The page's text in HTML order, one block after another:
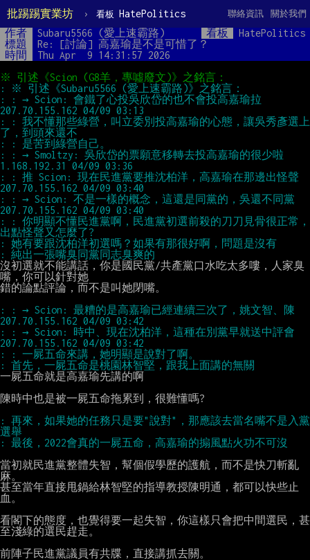
批踢踢實業坊 › 看板 HatePolitics 關於我們
聯絡資訊
作者 Subaru5566 (愛上速霸路) 看板
HatePolitics
標題
Re: [討論] 高嘉瑜是不是可惜了？
時間
Thu Apr  9 14:31:57 2026
: : → Scion: 會鐵了心投吳欣岱的也不會投高嘉瑜拉
: : 我不懂那些綠營，叫立委別投高嘉瑜的心態，讓吳秀彥選上
: : → Smoltzy: 吳欣岱的票願意移轉去投高嘉瑜的很少啦
: : 推 Scion: 現在民進黨要推沈柏洋，高嘉瑜在那邊出怪聲
: : → Scion: 不是一樣的概念，這還是同黨的，吳還不同黨
: : 你明顯不懂民進黨啊，民進黨初選前殺的刀刀見骨很正常，
沒初選就不能講話，你是國民黨/共產黨口水吃太多嘍，人家臭
嘴，你可以針對她
錯的論點評論，而不是叫她閉嘴。
: : → Scion: 最糟的是高嘉瑜已經連續三次了，姚文智、陳
: : → Scion: 時中、現在沈柏洋，這種在別黨早就送中評會
一屍五命就是高嘉瑜先講的啊
陳時中也是被一屍五命拖累到，很難懂嗎?
: 再來，如果她的任務只是要"說對"，那應該去當名嘴不是入黨
當初就民進黨整體失智，幫個假學歷的護航，而不是快刀斬亂
麻。
甚至當年直接甩鍋給林智堅的指導教授陳明通，都可以快些止
血。
看閣下的態度，也覺得要一起失智，你這樣只會把中間選民，甚
至淺綠的選民趕走。
前陣子民進黨議員有共牒，直接講抓去關。